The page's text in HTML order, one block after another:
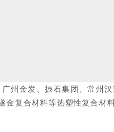
州金发、振石集团、常州
复合材料等热塑性复合材